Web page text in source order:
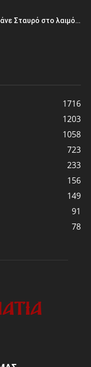
Σταυρό στο λαιμό…
1716
1203
1058
723
233
156
149
91
78